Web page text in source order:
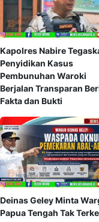
Kapolres Nabire
Penyidikan Kasus
Pembunuhan Waroki
Berjalan Transparan
Fakta dan Bukti
Deinas Geley Minta
Papua Tengah Tak